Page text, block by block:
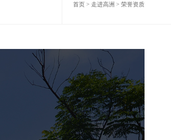
首页 > 走进高洲 > 荣誉资质